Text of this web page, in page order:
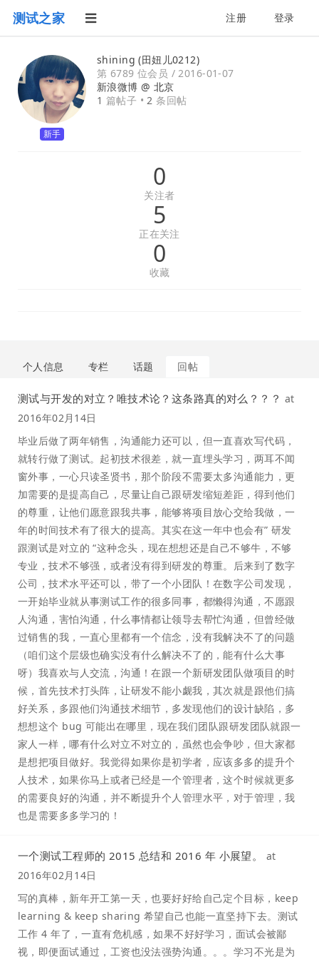
测试之家 注册 登录
新手
shining (田妞儿0212)
第 6789 位会员 /2016-01-07
新浪微博 @ 北京
1 篇帖子 •2 条回帖
0
关注者
5
正在关注
0
收藏
个人信息 专栏 话题 回帖
测试与开发的对立？唯技术论？这条路真的对么？？？ at
2016年02月14日
毕业后做了两年销售，沟通能力还可以，但一直喜欢写代码，
就转行做了测试。起初技术很差，就一直埋头学习，两耳不闻
窗外事，一心只读圣贤书，那个阶段不需要太多沟通能力，更
加需要的是提高自己，尽量让自己跟研发缩短差距，得到他们
的尊重，让他们愿意跟我共事，能够将项目放心交给我做，一
年的时间技术有了很大的提高。其实在这一年中也会有” 研发
跟测试是对立的 “这种念头，现在想想还是自己不够牛，不够
专业，技术不够强，或者没有得到研发的尊重。后来到了数字
公司，技术水平还可以，带了一个小团队！在数字公司发现，
一开始毕业就从事测试工作的很多同事，都懒得沟通，不愿跟
人沟通，害怕沟通，什么事情都让领导去帮忙沟通，但曾经做
过销售的我，一直心里都有一个信念，没有我解决不了的问题
（咱们这个层级也确实没有什么解决不了的，能有什么大事
呀）我喜欢与人交流，沟通！在跟一个新研发团队做项目的时
候，首先技术打头阵，让研发不能小觑我，其次就是跟他们搞
好关系，多跟他们沟通技术细节，多发现他们的设计缺陷，多
想想这个 bug 可能出在哪里，现在我们团队跟研发团队就跟一
家人一样，哪有什么对立不对立的，虽然也会争吵，但大家都
是想把项目做好。我觉得如果你是初学者，应该多多的提升个
人技术，如果你马上或者已经是一个管理者，这个时候就更多
的需要良好的沟通，并不断提升个人管理水平，对于管理，我
也是需要多多学习的！
一个测试工程师的 2015 总结和 2016 年 小展望。
at
2016年02月14日
写的真棒，新年开工第一天，也要好好给自己定个目标，keep
learning & keep sharing 希望自己也能一直坚持下去。测试
工作 4 年了，一直有危机感，如果不好好学习，面试会被鄙
视，即便面试通过，工资也没法强势沟通。。。学习不光是为